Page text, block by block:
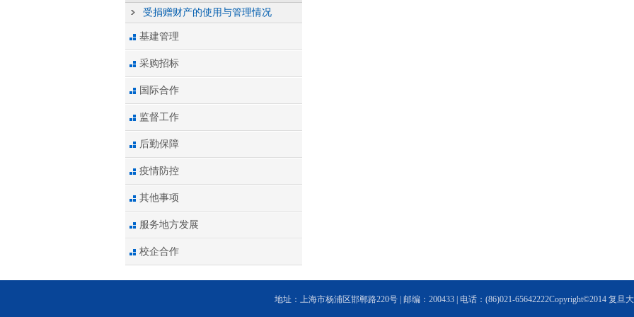
受捐赠财产的使用与管理情况
基建管理
采购招标
国际合作
监督工作
后勤保障
疫情防控
其他事项
服务地方发展
校企合作
地址：上海市杨浦区邯郸路220号 | 邮编：200433 | 电话：(86)021-65642222Copyright©2014 复旦